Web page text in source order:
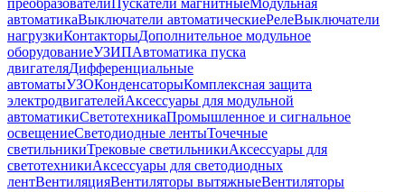
преобразователиПускатели магнитныеМодульная
автоматикаВыключатели автоматическиеРелеВыключатели
нагрузкиКонтакторыДополнительное модульное
оборудованиеУЗИПАвтоматика пуска
двигателяДифференциальные
автоматыУЗОКонденсаторыКомплексная защита
электродвигателейАксессуары для модульной
автоматикиСветотехникаПромышленное и сигнальное
освещениеСветодиодные лентыТочечные
светильникиТрековые светильникиАксессуары для
светотехникиАксессуары для светодиодных
лентВентиляцияВентиляторы вытяжныеВентиляторы